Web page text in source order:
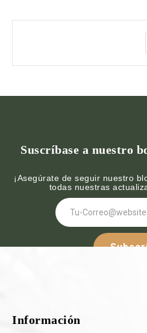
Suscríbase a nuestro
¡Asegúrate de seguir nuestro
todas nuestras
Información